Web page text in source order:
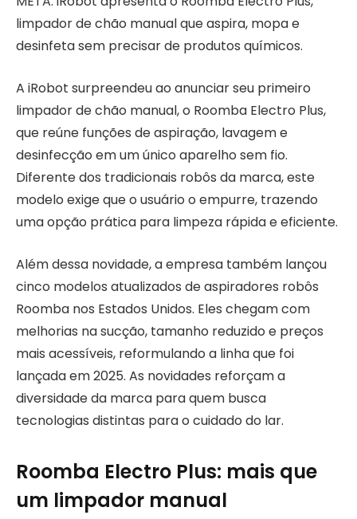
limpador de chão manual que aspira, mopa e
desinfeta sem precisar de produtos químicos.
A iRobot surpreendeu ao anunciar seu primeiro
limpador de chão manual, o Roomba Electro Plus,
que reúne funções de aspiração, lavagem e
desinfecção em um único aparelho sem fio.
Diferente dos tradicionais robôs da marca, este
modelo exige que o usuário o empurre, trazendo
uma opção prática para limpeza rápida e eficiente.
Além dessa novidade, a empresa também lançou
cinco modelos atualizados de aspiradores robôs
Roomba nos Estados Unidos. Eles chegam com
melhorias na sucção, tamanho reduzido e preços
mais acessíveis, reformulando a linha que foi
lançada em 2025. As novidades reforçam a
diversidade da marca para quem busca
tecnologias distintas para o cuidado do lar.
Roomba Electro Plus: mais que
um limpador manual